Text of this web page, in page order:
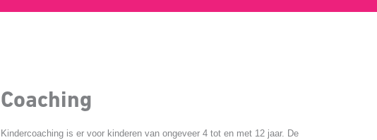
Coaching
Kindercoaching is er voor kinderen van ongeveer 4 tot en met 12 jaar. De